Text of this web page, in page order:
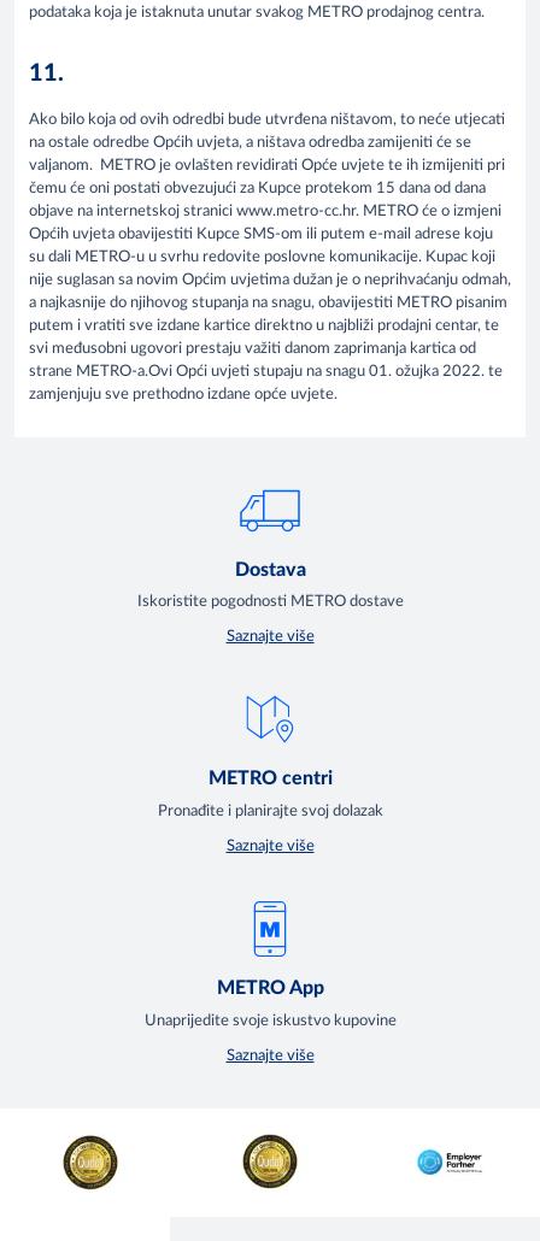
podataka koja je istaknuta unutar svakog METRO prodajnog centra.
11.
Ako bilo koja od ovih odredbi bude utvrđena ništavom, to neće utjecati
na ostale odredbe Općih uvjeta, a ništava odredba zamijeniti će se
valjanom. METRO je ovlašten revidirati Opće uvjete te ih izmijeniti pri
čemu će oni postati obvezujući za Kupce protekom 15 dana od dana
objave na internetskoj stranici www.metro-cc.hr. METRO će o izmjeni
Općih uvjeta obavijestiti Kupce SMS-om ili putem e-mail adrese koju
su dali METRO-u u svrhu redovite poslovne komunikacije. Kupac koji
nije suglasan sa novim Općim uvjetima dužan je o neprihvaćanju odmah,
a najkasnije do njihovog stupanja na snagu, obavijestiti METRO pisanim
putem i vratiti sve izdane kartice direktno u najbliži prodajni centar, te
svi međusobni ugovori prestaju važiti danom zaprimanja kartica od
strane METRO-a.Ovi Opći uvjeti stupaju na snagu 01. ožujka 2022. te
zamjenjuju sve prethodno izdane opće uvjete.
Dostava
Iskoristite pogodnosti METRO dostave
Saznajte više
METRO centri
Pronađite i planirajte svoj dolazak
Saznajte više
METRO App
Unaprijedite svoje iskustvo kupovine
Saznajte više